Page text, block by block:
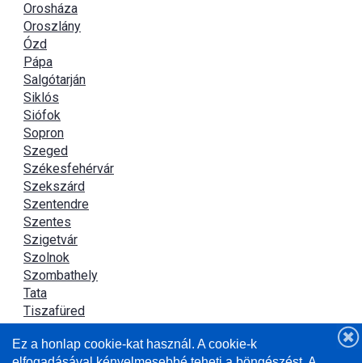
Orosháza
Oroszlány
Ózd
Pápa
Salgótarján
Siklós
Siófok
Sopron
Szeged
Székesfehérvár
Szekszárd
Szentendre
Szentes
Szigetvár
Szolnok
Szombathely
Tata
Tiszafüred
Újszász
Ez a honlap cookie-kat használ. A cookie-k